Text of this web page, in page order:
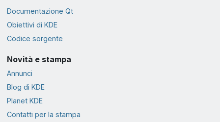
Documentazione Qt
Obiettivi di KDE
Codice sorgente
Novità e stampa
Annunci
Blog di KDE
Planet KDE
Contatti per la stampa